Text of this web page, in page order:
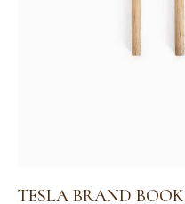
TESLA BRAND BOOK